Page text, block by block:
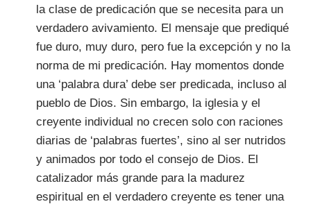
la clase de predicación que se necesita para un
verdadero avivamiento. El mensaje que prediqué
fue duro, muy duro, pero fue la excepción y no la
norma de mi predicación. Hay momentos donde
una ‘palabra dura’ debe ser predicada, incluso al
pueblo de Dios. Sin embargo, la iglesia y el
creyente individual no crecen solo con raciones
diarias de ‘palabras fuertes’, sino al ser nutridos
y animados por todo el consejo de Dios. El
catalizador más grande para la madurez
espiritual en el verdadero creyente es tener una